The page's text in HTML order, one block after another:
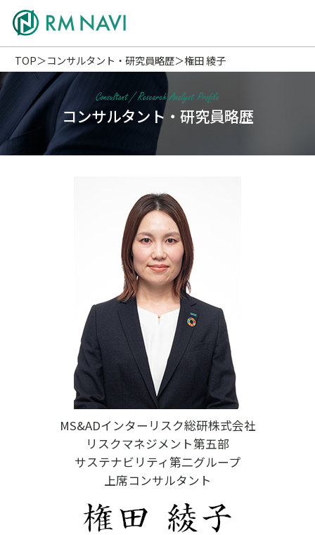
TOP コンサルタント・研究員略歴 権田 綾子
コンサルタント・研究員略歴
MS&ADインターリスク総研株式会社
リスクマネジメント第五部
サステナビリティ第二グループ
上席コンサルタント